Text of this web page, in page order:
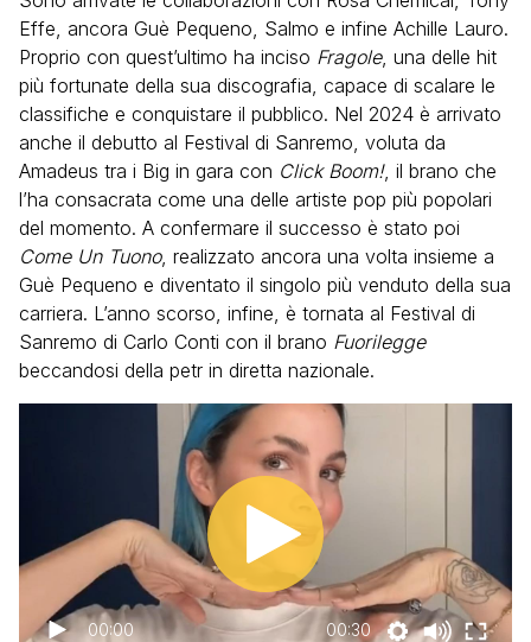
Effe, ancora Guè Pequeno, Salmo e infine Achille Lauro.
Proprio con quest’ultimo ha inciso Fragole, una delle hit
più fortunate della sua discografia, capace di scalare le
classifiche e conquistare il pubblico. Nel 2024 è arrivato
anche il debutto al Festival di Sanremo, voluta da
Amadeus tra i Big in gara con Click Boom!, il brano che
l’ha consacrata come una delle artiste pop più popolari
del momento. A confermare il successo è stato poi
Come Un Tuono, realizzato ancora una volta insieme a
Guè Pequeno e diventato il singolo più venduto della sua
carriera. L’anno scorso, infine, è tornata al Festival di
Sanremo di Carlo Conti con il brano Fuorilegge
beccandosi della petr in diretta nazionale.
00:00 00:30